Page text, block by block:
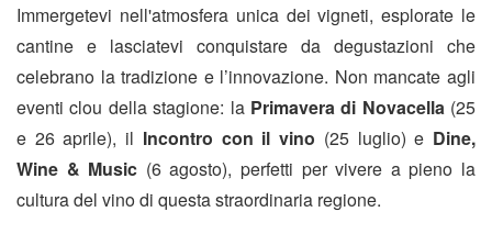
Immergetevi nell'atmosfera unica dei vigneti, esplorate le
cantine e lasciatevi conquistare da degustazioni che
celebrano la tradizione e l’innovazione. Non mancate agli
eventi clou della stagione: la Primavera di Novacella (25
e 26 aprile), il Incontro con il vino (25 luglio) e Dine,
Wine & Music (6 agosto), perfetti per vivere a pieno la
cultura del vino di questa straordinaria regione.